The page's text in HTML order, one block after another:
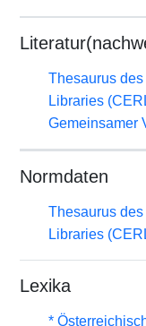
Thesaurus
Libraries
Gemeinsamer
Normdaten
Thesaurus
Libraries
Lexika
*